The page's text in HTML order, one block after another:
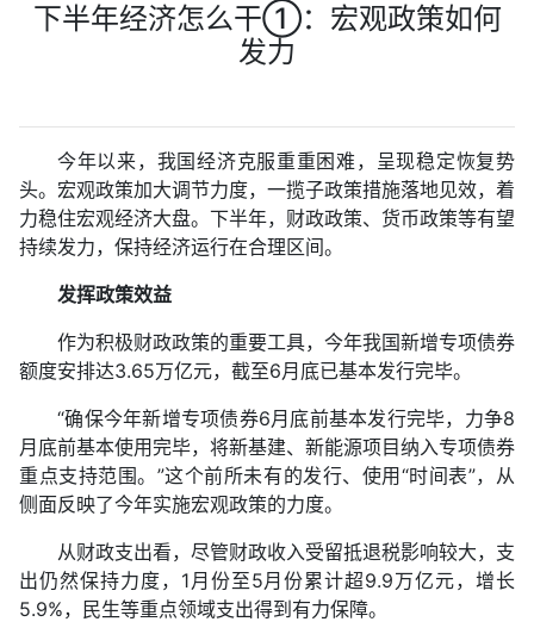
下半年经济怎么干①：宏观政策如何
发力
今年以来，我国经济克服重重困难，呈现稳定恢复势
头。宏观政策加大调节力度，一揽子政策措施落地见效，着
力稳住宏观经济大盘。下半年，财政政策、货币政策等有望
持续发力，保持经济运行在合理区间。
发挥政策效益
作为积极财政政策的重要工具，今年我国新增专项债券
额度安排达3.65万亿元，截至6月底已基本发行完毕。
“确保今年新增专项债券6月底前基本发行完毕，力争8
月底前基本使用完毕，将新基建、新能源项目纳入专项债券
重点支持范围。”这个前所未有的发行、使用“时间表”，从
侧面反映了今年实施宏观政策的力度。
从财政支出看，尽管财政收入受留抵退税影响较大，支
出仍然保持力度，1月份至5月份累计超9.9万亿元，增长
5.9%，民生等重点领域支出得到有力保障。